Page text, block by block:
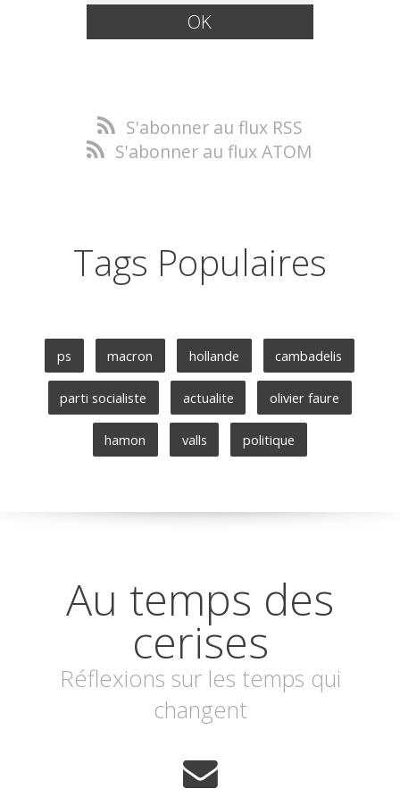
S'abonner au flux RSS
S'abonner au flux ATOM
Tags Populaires
ps macron hollande cambadelis
parti socialiste actualite olivier faure
hamon valls politique
Au temps des
cerises
Réflexions sur les temps qui
changent